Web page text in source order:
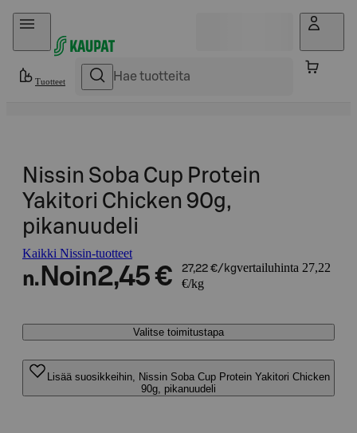
Hyppää sisältöön
Tuotteet
Nissin Soba Cup Protein
Yakitori Chicken 90g,
pikanuudeli
Kaikki Nissin-tuotteet
n. Noin2,45 € 27,22 €/kgvertailuhinta 27,22
€/kg
Valitse toimitustapa
Lisää suosikkeihin, Nissin Soba Cup Protein Yakitori Chicken
90g, pikanuudeli